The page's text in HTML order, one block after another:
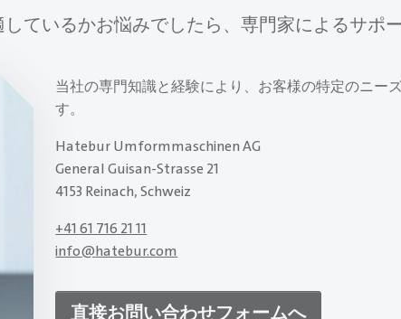
ているかお悩みでしたら、専門家によるサポ
当社の専門知識と経験により、お客様の特定のニー
す。
Hatebur Umformmaschinen AG
General Guisan-Strasse 21
4153 Reinach, Schweiz
+41 61 716 21 11
info@hatebur.com
直接お問い合わせフォームへ